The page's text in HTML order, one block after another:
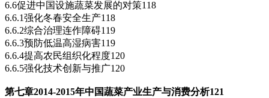
6.6促进中国设施蔬菜发展的对策118
6.6.1强化冬春安全生产118
6.6.2综合治理连作障碍119
6.6.3预防低温高湿病害119
6.6.4提高农民组织化程度120
6.6.5强化技术创新与推广120
第七章2014-2015年中国蔬菜产业生产与消费分析121